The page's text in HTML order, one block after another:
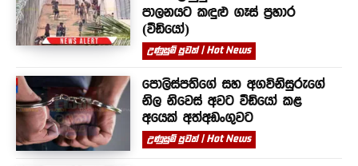
පාලනයට කඳුළු ගෑස් ප්‍රහාර
(වීඩියෝ)
උණුසුම් පුවත් | Hot News
පොලිස්පතිගේ සහ අගවිනිසුරුගේ
නිල නිවෙස් අවට වීඩියෝ කළ
අයෙක් අත්අඩංගුවට
උණුසුම් පුවත් | Hot News